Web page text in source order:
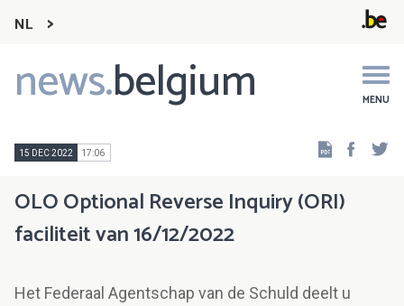
NL
news.belgium MENU
Main
navigation
15 DEC 2022 17:06
OLO Optional Reverse Inquiry (ORI)
faciliteit van 16/12/2022
Het Federaal Agentschap van de Schuld deelt u